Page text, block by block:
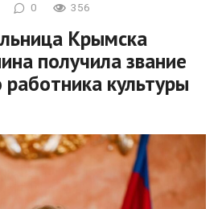
0 356
Крымска
получила звание
культуры